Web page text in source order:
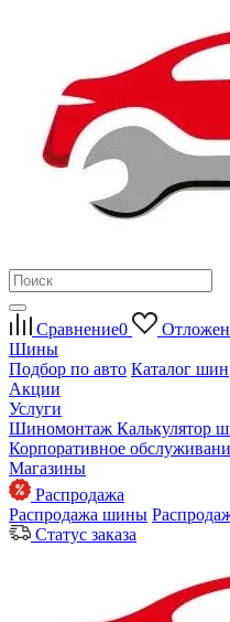
Сравнение0
Шины
Подбор по авто Каталог шин
Акции
Услуги
Шиномонтаж Калькулятор
Корпоративное
Магазины
Распродажа
Распродажа шины
Статус заказа